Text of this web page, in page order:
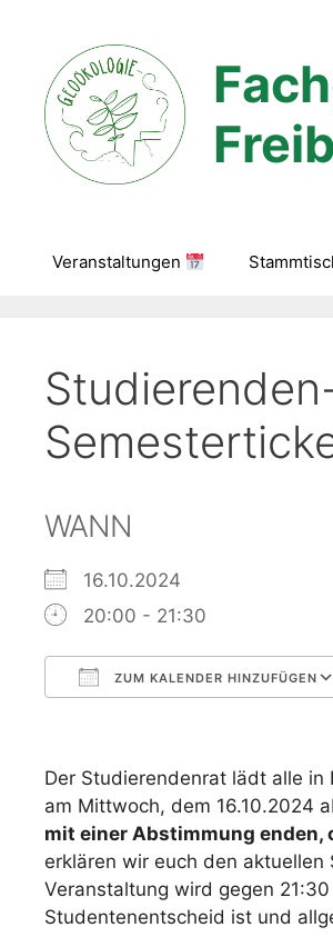
springen
Veranstaltungen
WANN
16.10.2024
20:00 - 21:30
ZUM KALENDER HINZUFÜGEN
Der Studierendenrat lädt alle in
am Mittwoch, dem 16.10.2024
mit einer Abstimmung
erklären wir euch den
Veranstaltung wird gegen
Studentenentscheid ist und